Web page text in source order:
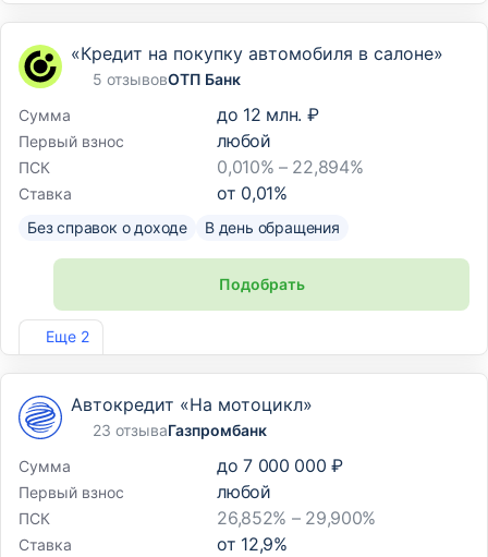
Еще 2
«Кредит на покупку автомобиля в салоне»
5 отзывовОТП Банк
Сумма
до 12 млн. ₽
Первый взнос любой
ПСК 0,010% – 22,894%
Ставка от 0,01%
Без справок о доходе В день обращения
Подобрать
Лиц. №2766
Автокредит «На мотоцикл»
23 отзываГазпромбанк
Сумма
до 7 000 000 ₽
Первый взнос любой
ПСК 26,852% – 29,900%
Ставка от 12,9%